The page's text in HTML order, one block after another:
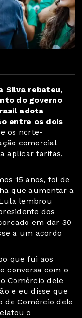
Silva rebateu,
do governo
adota
entre os dois
os norte-
comercial
aplicar tarifas,
15 anos, foi de
que aumentar a
lembrou
dos
em dar 30
a um acordo
que fui aos
conversa com o
Comércio dele
e eu disse que
de Comércio dele
o